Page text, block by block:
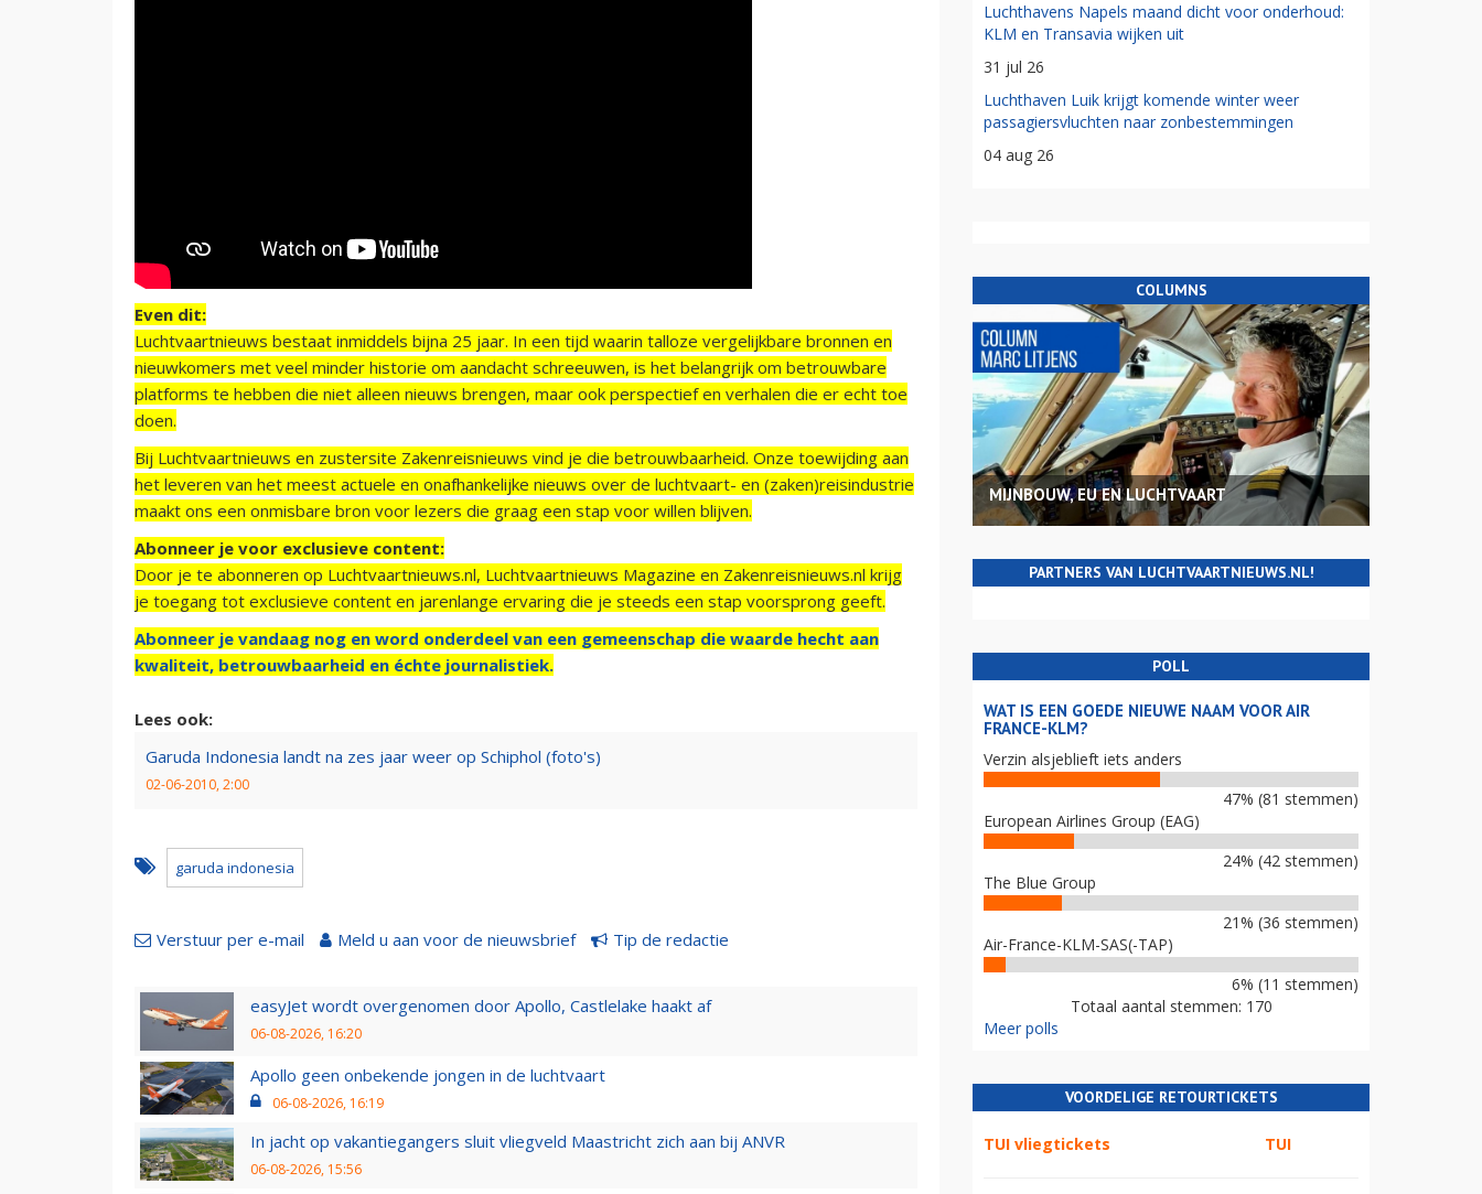
Even dit:
Luchtvaartnieuws bestaat inmiddels bijna 25 jaar. In een tijd waarin talloze vergelijkbare bronnen en
nieuwkomers met veel minder historie om aandacht schreeuwen, is het belangrijk om betrouwbare
platforms te hebben die niet alleen nieuws brengen, maar ook perspectief en verhalen die er echt toe
doen.
Bij Luchtvaartnieuws en zustersite Zakenreisnieuws vind je die betrouwbaarheid. Onze toewijding aan
het leveren van het meest actuele en onafhankelijke nieuws over de luchtvaart- en (zaken)reisindustrie
maakt ons een onmisbare bron voor lezers die graag een stap voor willen blijven.
Abonneer je voor exclusieve content:
Door je te abonneren op Luchtvaartnieuws.nl, Luchtvaartnieuws Magazine en Zakenreisnieuws.nl krijg
je toegang tot exclusieve content en jarenlange ervaring die je steeds een stap voorsprong geeft.
Abonneer je vandaag nog en word onderdeel van een gemeenschap die waarde hecht aan
kwaliteit, betrouwbaarheid en échte journalistiek.
Lees ook:
Garuda Indonesia landt na zes jaar weer op Schiphol (foto's)
02-06-2010, 2:00
garuda indonesia
Verstuur per e-mail Meld u aan voor de nieuwsbrief Tip de redactie
easyJet wordt overgenomen door Apollo, Castlelake haakt af
06-08-2026, 16:20
Apollo geen onbekende jongen in de luchtvaart
06-08-2026, 16:19
In jacht op vakantiegangers sluit vliegveld Maastricht zich aan bij ANVR
06-08-2026, 15:56
Luchthavens Napels maand dicht voor onderhoud:
KLM en Transavia wijken uit
31 jul 26
Luchthaven Luik krijgt komende winter weer
passagiersvluchten naar zonbestemmingen
04 aug 26
COLUMNS
MIJNBOUW, EU EN LUCHTVAART
PARTNERS VAN LUCHTVAARTNIEUWS.NL!
POLL
WAT IS EEN GOEDE NIEUWE NAAM VOOR AIR
FRANCE-KLM?
Verzin alsjeblieft iets anders
47% (81 stemmen)
European Airlines Group (EAG)
24% (42 stemmen)
The Blue Group
21% (36 stemmen)
Air-France-KLM-SAS(-TAP)
6% (11 stemmen)
Totaal aantal stemmen: 170
Meer polls
VOORDELIGE RETOURTICKETS
TUI vliegtickets TUI